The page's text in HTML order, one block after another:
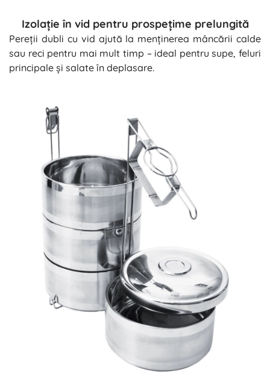
Izolație în vid pentru prospețime prelungită
Pereții dubli cu vid ajută la menținerea mâncării calde
sau reci pentru mai mult timp – ideal pentru supe, feluri
principale și salate în deplasare.